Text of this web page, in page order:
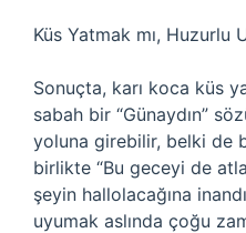
Küs Yatmak mı, Huzurlu
Sonuçta, karı koca küs
sabah bir “Günaydın”
yoluna girebilir, belki de
birlikte “Bu geceyi de
şeyin hallolacağına
uyumak aslında çoğu